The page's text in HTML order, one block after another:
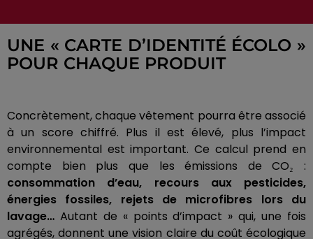
UNE « CARTE D’IDENTITÉ ÉCOLO »
POUR CHAQUE PRODUIT
Concrètement, chaque vêtement pourra être associé
à un score chiffré. Plus il est élevé, plus l’impact
environnemental est important. Ce calcul prend en
compte bien plus que les émissions de CO₂ :
consommation d’eau, recours aux pesticides,
énergies fossiles, rejets de microfibres lors du
lavage… Autant de « points d’impact » qui, une fois
agrégés, donnent une vision claire du coût écologique